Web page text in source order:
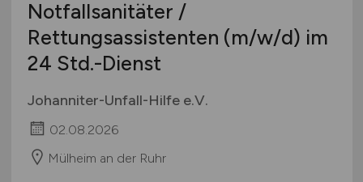
Notfallsanitäter /
Rettungsassistenten (m/w/d) im
24 Std.-Dienst
Johanniter-Unfall-Hilfe e.V.
02.08.2026
Mülheim an der Ruhr